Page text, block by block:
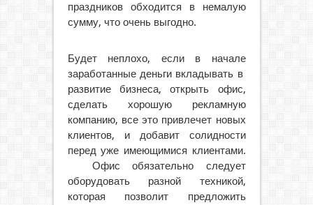
праздников обходится в немалую
сумму, что очень выгодно.
Будет неплохо, если в начале
заработанные деньги вкладывать в
развитие бизнеса, открыть офис,
сделать хорошую рекламную
компанию, все это привлечет новых
клиентов, и добавит солидности
перед уже имеющимися клиентами.
Офис обязательно следует
оборудовать разной техникой,
которая позволит предложить